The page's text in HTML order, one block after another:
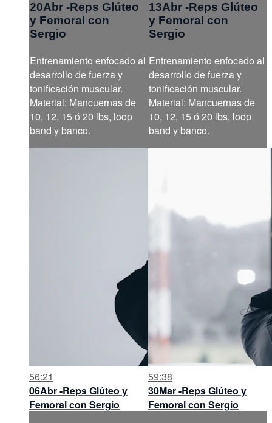
20Abr -Reps Glúteo
y Femoral con
Sergio
Entrenamiento enfocado al
desarrollo de fuerza y
tonificación muscular.
Material: Mancuernas de
10, 12, 15 ó 20 lbs, loop
band y banco.
13Abr -Reps Glúteo
y Femoral con
Sergio
Entrenamiento enfocado al
desarrollo de fuerza y
tonificación muscular.
Material: Mancuernas de
10, 12, 15 ó 20 lbs, loop
band y banco.
56:21
06Abr -Reps Glúteo y
Femoral con Sergio
59:38
30Mar -Reps Glúteo y
Femoral con Sergio